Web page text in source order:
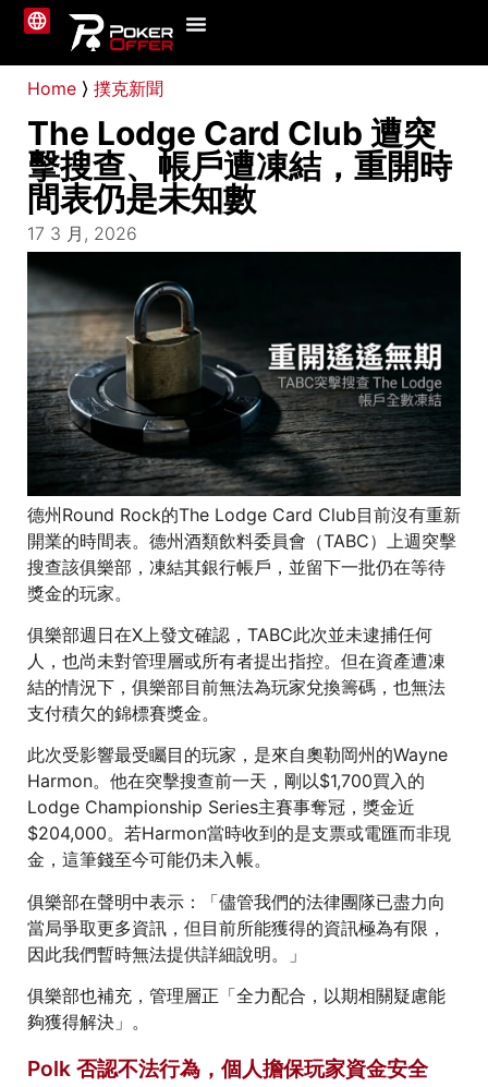
Home ⟩ 撲克新聞
The Lodge Card Club 遭突
擊搜查、帳戶遭凍結，重開時
間表仍是未知數
17 3 月, 2026
德州Round Rock的The Lodge Card Club目前沒有重新
開業的時間表。德州酒類飲料委員會（TABC）上週突擊
搜查該俱樂部，凍結其銀行帳戶，並留下一批仍在等待
獎金的玩家。
俱樂部週日在X上發文確認，TABC此次並未逮捕任何
人，也尚未對管理層或所有者提出指控。但在資產遭凍
結的情況下，俱樂部目前無法為玩家兌換籌碼，也無法
支付積欠的錦標賽獎金。
此次受影響最受矚目的玩家，是來自奧勒岡州的Wayne
Harmon。他在突擊搜查前一天，剛以$1,700買入的
Lodge Championship Series主賽事奪冠，獎金近
$204,000。若Harmon當時收到的是支票或電匯而非現
金，這筆錢至今可能仍未入帳。
俱樂部在聲明中表示：「儘管我們的法律團隊已盡力向
當局爭取更多資訊，但目前所能獲得的資訊極為有限，
因此我們暫時無法提供詳細說明。」
俱樂部也補充，管理層正「全力配合，以期相關疑慮能
夠獲得解決」。
Polk 否認不法行為，個人擔保玩家資金安全